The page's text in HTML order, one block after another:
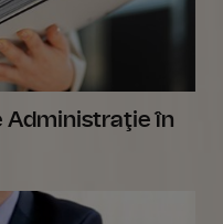
Administraţie în